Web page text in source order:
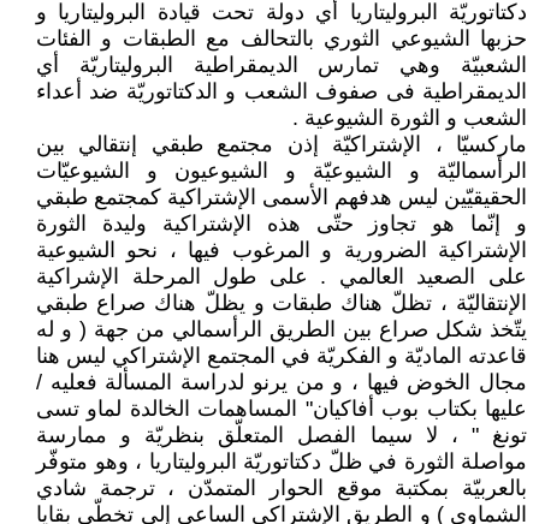
دكتاتوريّة البروليتاريا أي دولة تحت قيادة البروليتاريا و
حزبها الشيوعي الثوري بالتحالف مع الطبقات و الفئات
الشعبيّة وهي تمارس الديمقراطية البروليتاريّة أي
الديمقراطية فى صفوف الشعب و الدكتاتوريّة ضد أعداء
الشعب و الثورة الشيوعية .
ماركسيّا ، الإشتراكيّة إذن مجتمع طبقي إنتقالي بين
الرأسماليّة و الشيوعيّة و الشيوعيون و الشيوعيّات
الحقيقيّين ليس هدفهم الأسمى الإشتراكية كمجتمع طبقي
و إنّما هو تجاوز حتّى هذه الإشتراكية وليدة الثورة
الإشتراكية الضرورية و المرغوب فيها ، نحو الشيوعية
على الصعيد العالمي . على طول المرحلة الإشراكية
الإنتقاليّة ، تظلّ هناك طبقات و يظلّ هناك صراع طبقي
يتّخذ شكل صراع بين الطريق الرأسمالي من جهة ( و له
قاعدته الماديّة و الفكريّة في المجتمع الإشتراكي ليس هنا
مجال الخوض فيها ، و من يرنو لدراسة المسألة فعليه /
عليها بكتاب بوب أفاكيان" المساهمات الخالدة لماو تسى
تونغ " ، لا سيما الفصل المتعلّق بنظريّة و ممارسة
مواصلة الثورة في ظلّ دكتاتوريّة البروليتاريا ، وهو متوفّر
بالعربيّة بمكتبة موقع الحوار المتمدّن ، ترجمة شادي
الشماوي ) و الطريق الإشتراكي الساعى إلى تخطّى بقايا